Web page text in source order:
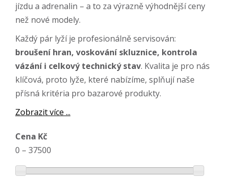
jízdu a adrenalin – a to za výrazně výhodnější ceny
než nové modely.
Každý pár lyží je profesionálně servisován:
broušení hran, voskování skluznice, kontrola
vázání i celkový technický stav. Kvalita je pro nás
klíčová, proto lyže, které nabízíme, splňují naše
přísná kritéria pro bazarové produkty.
Zobrazit více ...
Cena Kč
0 – 37500